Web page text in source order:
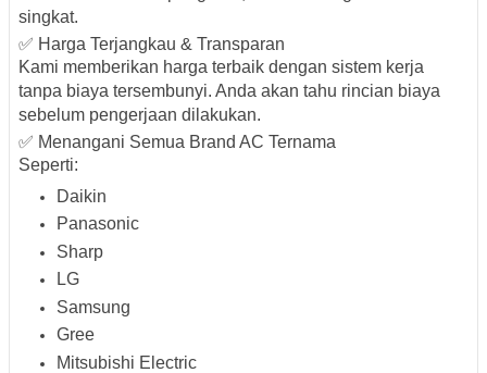
singkat.
✅ Harga Terjangkau & Transparan
Kami memberikan harga terbaik dengan sistem kerja
tanpa biaya tersembunyi. Anda akan tahu rincian biaya
sebelum pengerjaan dilakukan.
✅ Menangani Semua Brand AC Ternama
Seperti:
Daikin
Panasonic
Sharp
LG
Samsung
Gree
Mitsubishi Electric